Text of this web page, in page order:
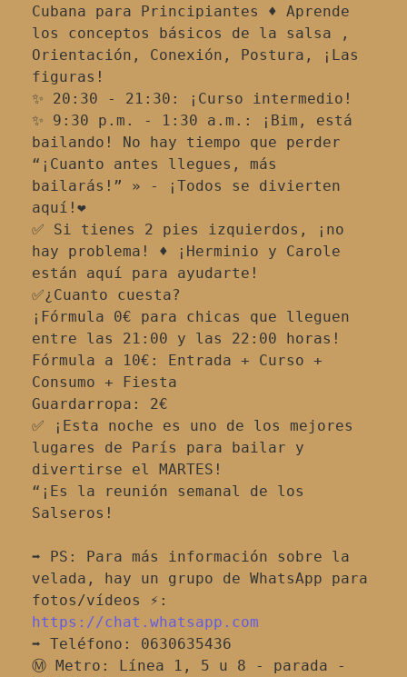
Cubana para Principiantes ♦️ Aprende
los conceptos básicos de la salsa ,
Orientación, Conexión, Postura, ¡Las
figuras!
✨ 20:30 - 21:30: ¡Curso intermedio!
✨ 9:30 p.m. - 1:30 a.m.: ¡Bim, está
bailando! No hay tiempo que perder
“¡Cuanto antes llegues, más
bailarás!” » - ¡Todos se divierten
aquí!❤
✅ Si tienes 2 pies izquierdos, ¡no
hay problema! ♦️ ¡Herminio y Carole
están aquí para ayudarte!
✅¿Cuanto cuesta?
¡Fórmula 0€ para chicas que lleguen
entre las 21:00 y las 22:00 horas!
Fórmula a 10€: Entrada + Curso +
Consumo + Fiesta
Guardarropa: 2€
✅ ¡Esta noche es uno de los mejores
lugares de París para bailar y
divertirse el MARTES!
“¡Es la reunión semanal de los
Salseros!
➡️ PS: Para más información sobre la
velada, hay un grupo de WhatsApp para
fotos/vídeos ⚡:
https://chat.whatsapp.com
➡️ Teléfono: 0630635436
Ⓜ️ Metro: Línea 1, 5 u 8 - parada -